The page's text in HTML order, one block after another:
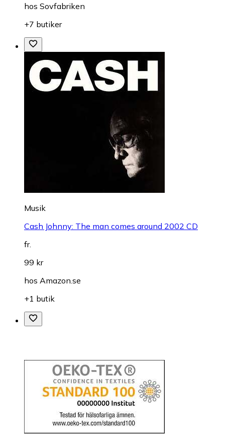
hos Sovfabriken
+7 butiker
Musik
Cash Johnny: The man comes around 2002 CD
fr.
99 kr
hos Amazon.se
+1 butik